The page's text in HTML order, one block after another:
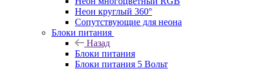
Неон круглый 360°
Сопутствующие для неона
Блоки питания
Назад
Блоки питания
Блоки питания 5 Вольт